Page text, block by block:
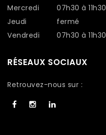
Mercredi
07h30 à 11h30
Jeudi
fermé
Vendredi
07h30 à 11h30
RÉSEAUX SOCIAUX
Retrouvez-nous sur :